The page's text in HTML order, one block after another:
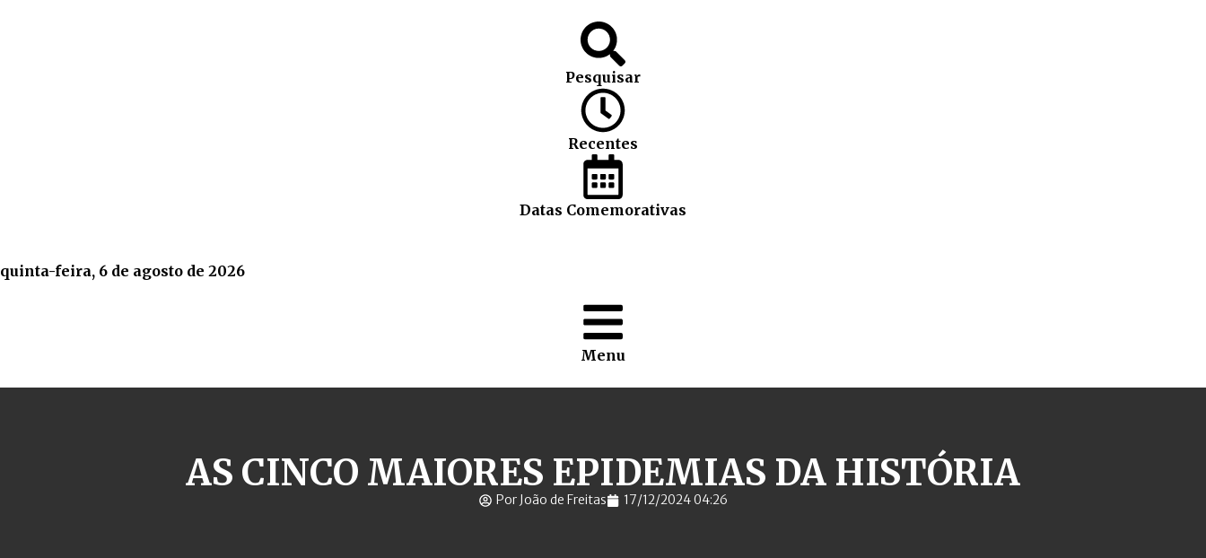
Pesquisar
Recentes
Datas Comemorativas
quinta-feira, 6 de agosto de 2026
Menu
AS CINCO MAIORES EPIDEMIAS DA HISTÓRIA
Por João de Freitas 17/12/2024 04:26